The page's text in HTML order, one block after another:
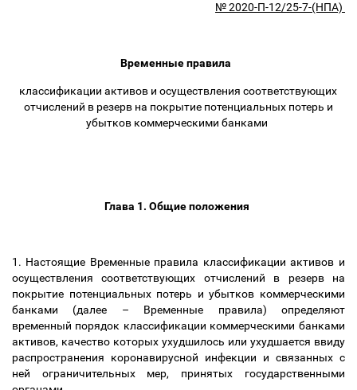
№ 2020-П-12/25-7-(НПА)
Временные правила
классификации активов и осуществления соответствующих
отчислений в резерв на покрытие потенциальных потерь и
убытков коммерческими банками
Глава 1. Общие положения
1. Настоящие Временные правила классификации активов и
осуществления соответствующих отчислений в резерв на
покрытие потенциальных потерь и убытков коммерческими
банками (далее – Временные правила) определяют
временный порядок классификации коммерческими банками
активов, качество которых ухудшилось или ухудшается ввиду
распространения коронавирусной инфекции и связанных с
ней ограничительных мер, принятых государственными